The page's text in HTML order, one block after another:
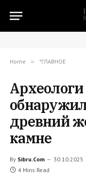
Home » *ГЛАВНОЕ
древний
камне
By Sibru.Com 30.10.2025
4 Mins Read